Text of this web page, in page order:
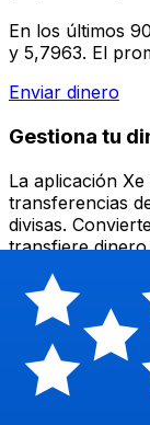
En los últimos
y 5,7963. El
Enviar dinero
Gestiona tu
La aplicación
transferencias
divisas.
transfiere
¡Descarga hoy!